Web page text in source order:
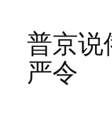
普京说
严令